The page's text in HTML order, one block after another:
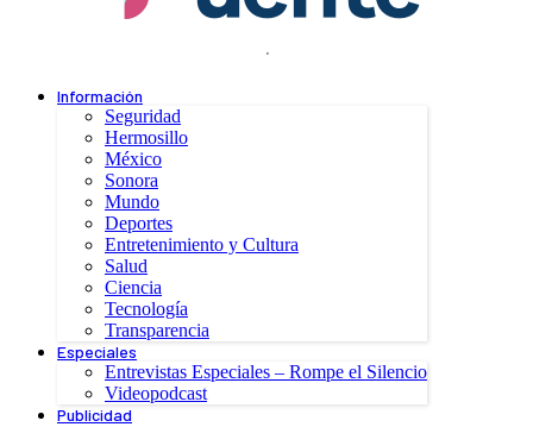
.
Información
Seguridad
Hermosillo
México
Sonora
Mundo
Deportes
Entretenimiento y Cultura
Salud
Ciencia
Tecnología
Transparencia
Especiales
Entrevistas Especiales – Rompe el Silencio
Videopodcast
Publicidad